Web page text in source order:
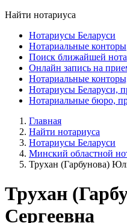
Найти нотариуса
Нотариусы Беларуси
Нотариальные конторы
Поиск ближайшей
Онлайн запись на
Нотариальные
Нотариусы Беларуси,
Нотариальные бюро,
Главная
Найти нотариуса
Нотариусы Беларуси
Минский областной
Трухан (Гарбунова)
Трухан
Сергеевна